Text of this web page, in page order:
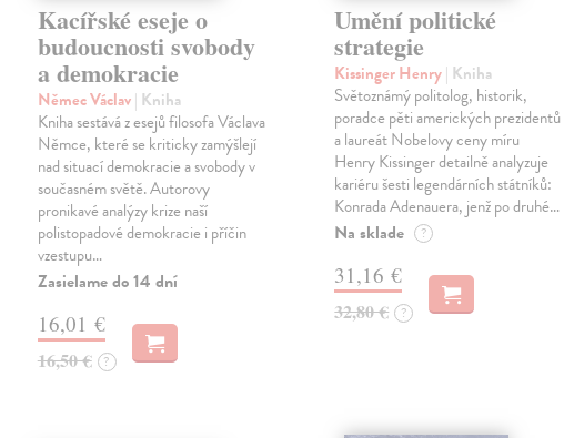
Kacířské eseje o
budoucnosti svobody
a demokracie
Němec Václav| Kniha
Kniha sestává z esejů filosofa Václava
Němce, které se kriticky zamýšlejí
nad situací demokracie a svobody v
současném světě. Autorovy
pronikavé analýzy krize naší
polistopadové demokracie i příčin
vzestupu…
Zasielame do 14 dní
16,01 €
16,50 € ?
Umění politické
strategie
Kissinger Henry| Kniha
Světoznámý politolog, historik,
poradce pěti amerických prezidentů
a laureát Nobelovy ceny míru
Henry Kissinger detailně analyzuje
kariéru šesti legendárních státníků:
Konrada Adenauera, jenž po druhé…
Na sklade ?
31,16 €
32,80 € ?